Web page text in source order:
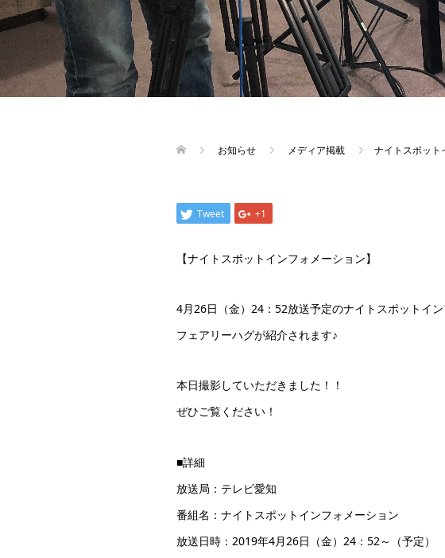
お知らせ メディア掲載 ナイトスポット
Tweet +1
【ナイトスポットインフォメーション】
4月26日（金）24：52放送予定のナイトスポットイ
フェアリーハグが紹介されます♪
本日撮影していただきました！！
ぜひご覧ください！
■詳細
放送局：テレビ愛知
番組名：ナイトスポットインフォメーション
放送日時：2019年4月26日（金）24：52～（予定）